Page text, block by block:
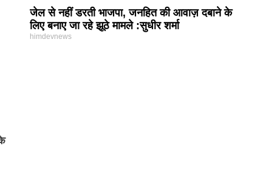
जेल से नहीं डरती भाजपा, जनहित की आवाज़ दबाने के
लिए बनाए जा रहे झूठे मामले :सुधीर शर्मा
himdevnews